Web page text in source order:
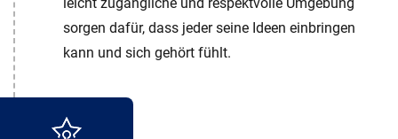
sorgen dafür, dass jeder seine Ideen einbringen
kann und sich gehört fühlt.